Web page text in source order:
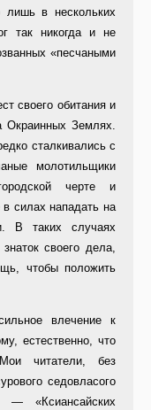
лишь в нескольких
так никогда и не
«песчаными
своего обитания и
Окраинных Землях.
сталкивались с
молотильщики
черте и
силах нападать на
В таких случаях
своего дела,
чтобы положить
влечение к
естественно, что
читатели, без
седовласого
— «Ксиансайских